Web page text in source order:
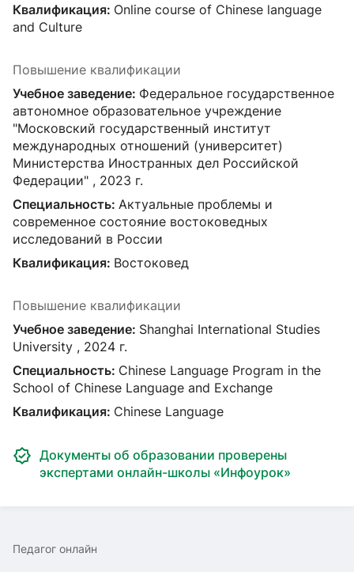
Квалификация: Online course of Chinese language
and Culture
Повышение квалификации
Учебное заведение: Федеральное государственное
автономное образовательное учреждение
"Московский государственный институт
международных отношений (университет)
Министерства Иностранных дел Российской
Федерации" , 2023 г.
Специальность: Актуальные проблемы и
современное состояние востоковедных
исследований в России
Квалификация: Востоковед
Повышение квалификации
Учебное заведение: Shanghai International Studies
University , 2024 г.
Специальность: Chinese Language Program in the
School of Chinese Language and Exchange
Квалификация: Chinese Language
Документы об образовании проверены
экспертами онлайн-школы «Инфоурок»
Педагог онлайн